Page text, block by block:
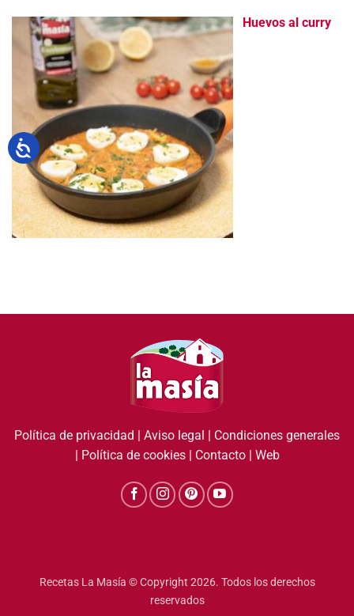
Huevos al curry
Política de privacidad Aviso legal
Condiciones generales
Política de cookies| Contacto| Web
Recetas La Masía © Copyright 2026. Todos los derechos
reservados